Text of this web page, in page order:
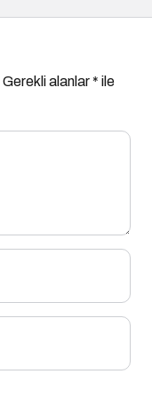
Gerekli alanlar* ile